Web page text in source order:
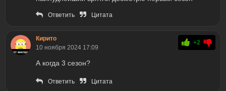
Ответить Цитата
Кирито
10 ноября 2024 17:09
+2
А когда 3 сезон?
Ответить Цитата